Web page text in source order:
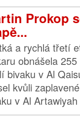
Prokop
a rychlá třetí
obnášela
bivaku v Al
kvůli
v Al